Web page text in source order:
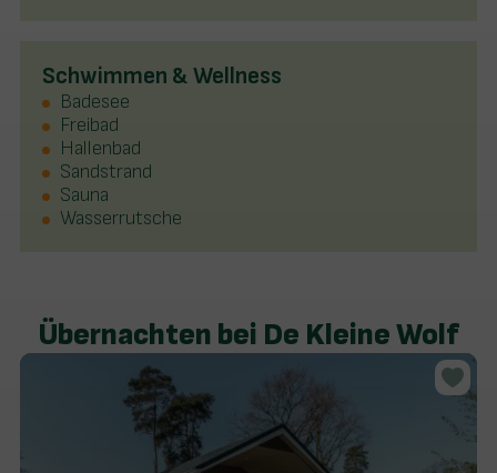
Schwimmen & Wellness
Badesee
Freibad
Hallenbad
Sandstrand
Sauna
Wasserrutsche
Übernachten bei De Kleine Wolf